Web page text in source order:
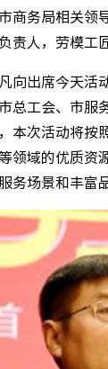
商务局相关领
责人，劳模工
向出席今天活
总工会、市服
本次活动将
领域的优质资
务场景和丰富